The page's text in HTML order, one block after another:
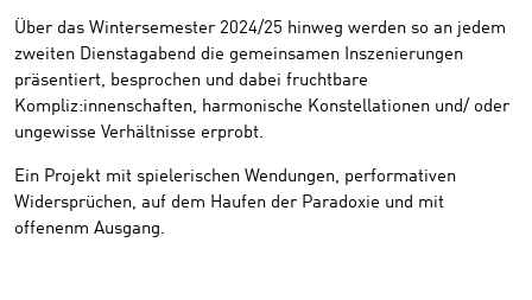
Über das Wintersemester 2024/25 hinweg werden so an jedem
zweiten Dienstagabend die gemeinsamen Inszenierungen
präsentiert, besprochen und dabei fruchtbare
Kompliz:innenschaften, harmonische Konstellationen und/ oder
ungewisse Verhältnisse erprobt.
Ein Projekt mit spielerischen Wendungen, performativen
Widersprüchen, auf dem Haufen der Paradoxie und mit
offenenm Ausgang.